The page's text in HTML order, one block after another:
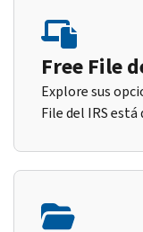
Free File
Explore sus
File del IRS